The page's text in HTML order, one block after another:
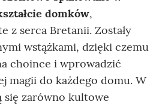
domków,
z serca Bretanii. Zostały
wstążkami, dzięki czemu
choince i wprowadzić
magii do każdego domu. W
zarówno kultowe